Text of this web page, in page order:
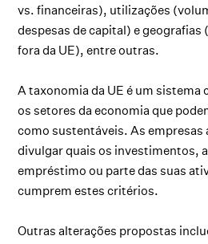
vs. financeiras), utilizações
despesas de capital) e geografias
fora da UE), entre outras.
A taxonomia da UE é um sistema
os setores da economia que
como sustentáveis. As empresas
divulgar quais os investimentos,
empréstimo ou parte das suas
cumprem estes critérios.
Outras alterações propostas